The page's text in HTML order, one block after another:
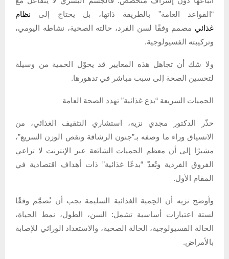
“القواعد العامة” بالطريقة ذاتها، بل يحتاج إلى نظام
غذائي مصمم وفقًا لسن الفرد، حالته الصحية، نشاطه اليومي،
وتركيبته الفسيولوجية.
ولا شك أن تجاهل هذه المعايير قد يحوّل الحمية من وسيلة
لتحسين الصحة إلى سبب مباشر في تدهورها.
الحميات السريعة “بدع غذائية” تهدد الصحة العامة
حذّر الدكتور مجدي نزيه، استشاري التثقيف الغذائي، من
الانسياق وراء ما وصفه بـ”جنون الرشاقة ونقص الوزن السريع”،
مشيرًا إلى أن معظم الحميات الشائعة عبر الإنترنت لا تراعي
الفروق الفردية وتُعدّ “بدعًا غذائية” ذات أهداف اقتصادية في
المقام الأول.
وأوضح نزيه أن الحِمية الغذائية السليمة يجب أن تُصمَّم وفقًا
لستة اعتبارات أساسية تشمل: السن، الطول، نمط الحياة،
الحالة الفسيولوجية، الحالة الصحية، والاستعداد الوراثي للإصابة
بالأمراض.